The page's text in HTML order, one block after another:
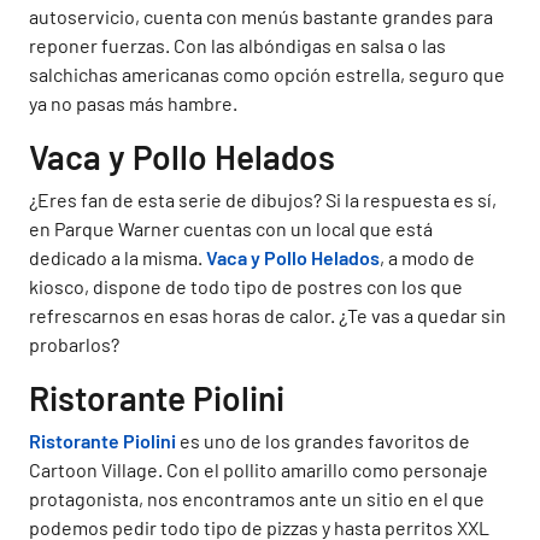
autoservicio, cuenta con menús bastante grandes para
reponer fuerzas. Con las albóndigas en salsa o las
salchichas americanas como opción estrella, seguro que
ya no pasas más hambre.
Vaca y Pollo Helados
¿Eres fan de esta serie de dibujos? Si la respuesta es sí,
en Parque Warner cuentas con un local que está
dedicado a la misma. Vaca y Pollo Helados, a modo de
kiosco, dispone de todo tipo de postres con los que
refrescarnos en esas horas de calor. ¿Te vas a quedar sin
probarlos?
Ristorante Piolini
Ristorante Piolini es uno de los grandes favoritos de
Cartoon Village. Con el pollito amarillo como personaje
protagonista, nos encontramos ante un sitio en el que
podemos pedir todo tipo de pizzas y hasta perritos XXL